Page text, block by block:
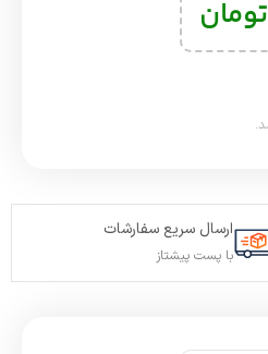
تومان
ارسال سریع سفارشات
با پست پیشتاز